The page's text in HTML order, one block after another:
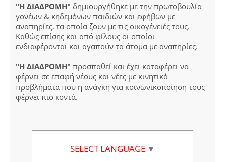
"Η ΔΙΑΔΡΟΜΗ" δημιουργήθηκε με την πρωτοβουλία
γονέων & κηδεμόνων παιδιών και εφήβων με
αναπηρίες, τα οποία ζουν με τις οικογένειές τους.
Καθώς επίσης και από φίλους οι οποίοι
ενδιαφέρονται και αγαπούν τα άτομα με αναπηρίες.
"Η ΔΙΑΔΡΟΜΗ" προσπαθεί και έχει καταφέρει να
φέρνει σε επαφή νέους και νέες με κινητικά
προβλήματα που η ανάγκη για κοινωνικοποίηση τους
φέρνει πιο κοντά.
SELECT LANGUAGE ▼